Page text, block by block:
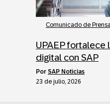
Comunicado de Prensa
UPAEP
digital con SAP
por SAP Noticias
23 de julio, 2026